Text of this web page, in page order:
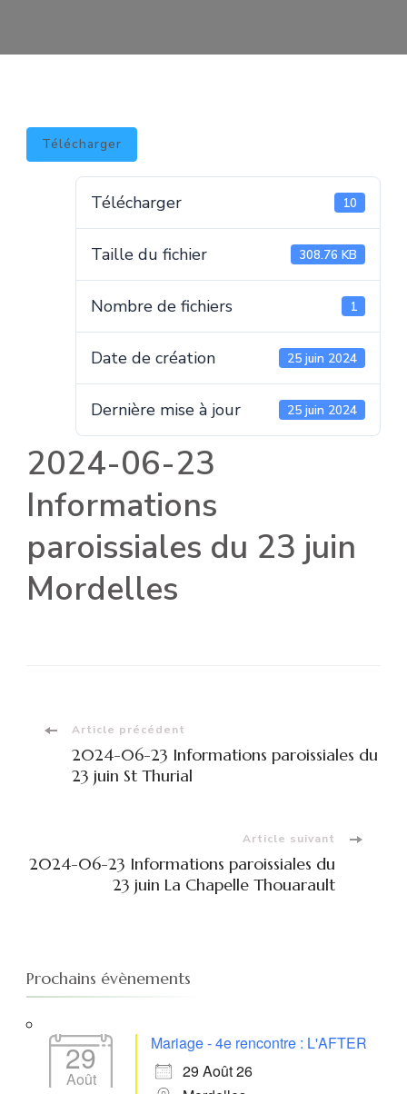
Télécharger
Télécharger 10
Taille du fichier 308.76 KB
Nombre de fichiers 1
Date de création 25 juin 2024
Dernière mise à jour 25 juin 2024
2024-06-23
Informations
paroissiales du 23 juin
Mordelles
Navigation
d'article
Article précédent
2024-06-23 Informations paroissiales du
23 juin St Thurial
Article suivant
2024-06-23 Informations paroissiales du
23 juin La Chapelle Thouarault
Prochains évènements
29
Août
Mariage - 4e rencontre : L'AFTER
29 Août 26